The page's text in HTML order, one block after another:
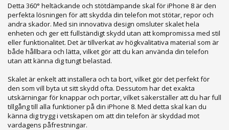
Detta 360° heltäckande och stötdämpande skal för iPhone 8 är den
perfekta lösningen för att skydda din telefon mot stötar, repor och
andra skador. Med sin innovativa design omsluter skalet hela
enheten och ger ett fullständigt skydd utan att kompromissa med stil
eller funktionalitet. Det är tillverkat av högkvalitativa material som är
både hållbara och lätta, vilket gör att du kan använda din telefon
utan att känna dig tungt belastad.
Skalet är enkelt att installera och ta bort, vilket gör det perfekt för
den som vill byta ut sitt skydd ofta. Dessutom har det exakta
utskärningar för knappar och portar, vilket säkerställer att du har full
tillgång till alla funktioner på din iPhone 8. Med detta skal kan du
känna dig trygg i vetskapen om att din telefon är skyddad mot
vardagens påfrestningar.